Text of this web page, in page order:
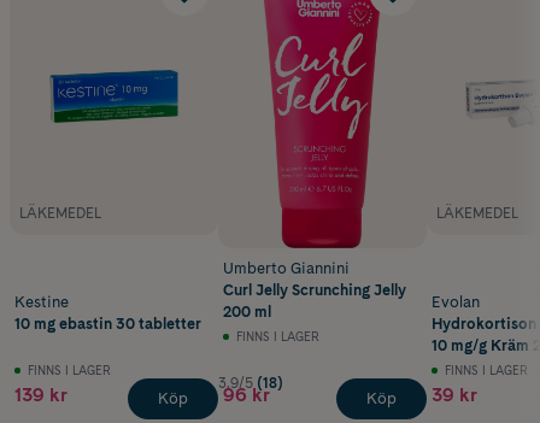
LÄKEMEDEL
Kestine
10 mg ebastin 30 tabletter
FINNS I LAGER
139 kr Köp
Umberto Giannini
Curl Jelly Scrunching Jelly
200 ml
FINNS I LAGER
3.9/5 (18)
96 kr Köp
LÄKEMEDEL
Evolan
Hydrokortison
10 mg/g Kräm
FINNS I LAGER
39 kr